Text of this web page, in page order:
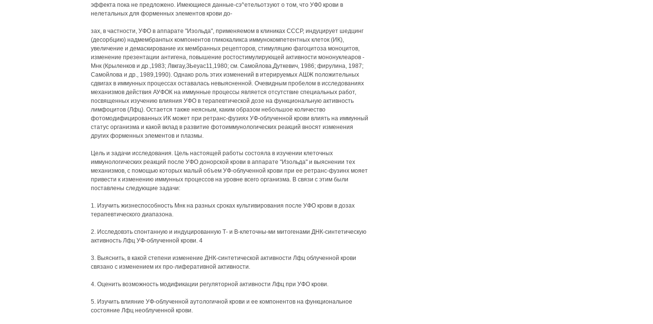
эффекта пока не предложено. Имеющиеся данные-сэ^етельотзуют о том, что УФ0 крови в
нелетальных для форменных элементов крови до-
зах, в частности, УФО в аппарате "Изольда", применяемом в клиниках СССР, индуцирует шедцинг
(десорбцию) надмембранпых компонентов гликокаликса иммунокомпетентных клеток (ИК),
увеличение и демаскирование их мембранных рецепторов, стимуляцию фагоцитоза моноцитов,
изменение презентации антигена, повышение ростостимулирующей активности мононуклеаров -
Мнк (Крыленков и др.,1983; Лвкгау,ЗЬеуас11,1980; см. Самойлова,Дуткевич, 1986; фирулина, 1987;
Самойлова и др., 1989,1990). Однако роль этих изменений в итерируемых АШЖ положительных
сдвигах в иммунных процессах оставалась невыясненной. Очевидным пробелом в исследованиях
механизмов действия АУФОК на иммунные процессы является отсутствие специальных работ,
посвященных изучению влияния УФО в терапевтической дозе на функциональную активность
лимфоцитов (Лфц). Остается также неясным, каким образом небольшое количество
фотомодифицированных ИК может при ретранс-фузиях УФ-облученной крови влиять на иммунный
статус организма и какой вклад в развитие фотоиммунологических реакций вносят изменения
других форменных элементов и плазмы.
Цель и задачи исследования. Цель настоящей работы состояла в изучении клеточных
иммунологических реакций после УФО донорской крови в аппарате "Изольда" и выяснении тех
механизмов, с помощью которых малый объем УФ-облученной крови при ее ретранс-фузинх мояет
привести к изменению иммунных процессов на уровне всего организма. В связи с этим были
поставлены следующие задачи:
1. Изучить жизнеспособность Мнк на разных сроках культивирования после УФО крови в дозах
терапевтического диапазона.
2. Исследовэть спонтанную и индуцированную Т- и В-клеточны-ми митогенами ДНК-синтетическую
активность Лфц УФ-облученной крови. 4
3. Выяснить, в какой степени изменение ДНК-синтетической активности Лфц облученной крови
связано с изменением их про-лиферативной активности.
4. Оценить возможность модификации регуляторной активности Лфц при УФО крови.
5. Изучить влияние УФ-облученной аутологичной крови и ее компонентов на функциональное
состояние Лфц необлученной крови.